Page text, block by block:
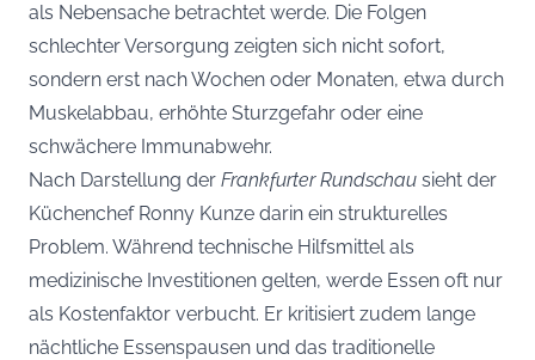
als Nebensache betrachtet werde. Die Folgen
schlechter Versorgung zeigten sich nicht sofort,
sondern erst nach Wochen oder Monaten, etwa durch
Muskelabbau, erhöhte Sturzgefahr oder eine
schwächere Immunabwehr.
Nach Darstellung der Frankfurter Rundschau sieht der
Küchenchef Ronny Kunze darin ein strukturelles
Problem. Während technische Hilfsmittel als
medizinische Investitionen gelten, werde Essen oft nur
als Kostenfaktor verbucht. Er kritisiert zudem lange
nächtliche Essenspausen und das traditionelle